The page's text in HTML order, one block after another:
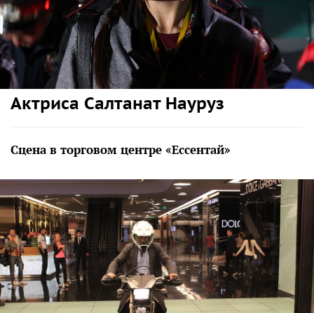
Актриса Салтанат Науруз
Сцена в торговом центре «Ессентай»